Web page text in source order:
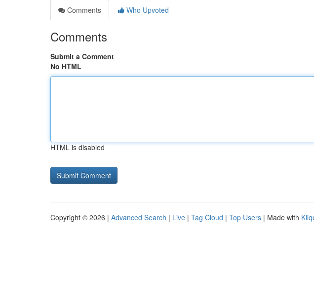
Comments
Who Upvoted
Comments
Submit a Comment
No HTML
HTML is disabled
Copyright © 2026 | Advanced Search | Live | Tag Cloud | Top Users | Made with